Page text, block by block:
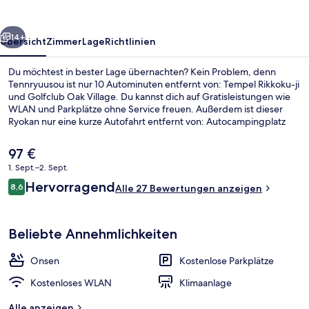
Außenbereich
Weiter
14+
ÜbersichtZimmerLageRichtlinien
Du möchtest in bester Lage übernachten? Kein Problem, denn
Tennryuusou ist nur 10 Autominuten entfernt von: Tempel Rikkoku-ji
und Golfclub Oak Village. Du kannst dich auf Gratisleistungen wie
WLAN und Parkplätze ohne Service freuen. Außerdem ist dieser
Ryokan nur eine kurze Autofahrt entfernt von: Autocampingplatz
Der
aktuelle
Preis
beträgt
97 €
1. Sept.–2. Sept.
Bewertungen
8,68,6 von 10.
HervorragendAlle 27 Bewertungen anzeigen
Beliebte Annehmlichkeiten
Onsen
Kostenlose Parkplätze
Kostenloses WLAN
Klimaanlage